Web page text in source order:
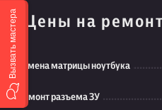
Цены на ремонт
Замена матрицы ноутбука
Ремонт разъема ЗУ
Вызвать мастера